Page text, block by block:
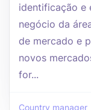
identificação e
negócio da
de mercado e
novos
for...
Country manager